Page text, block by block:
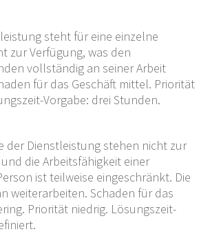
steht für eine einzelne
zur Verfügung, was den
vollständig an seiner Arbeit
für das Geschäft mittel. Priorität
Vorgabe: drei Stunden.
der Dienstleistung stehen nicht zur
die Arbeitsfähigkeit einer
ist teilweise eingeschränkt. Die
weiterarbeiten. Schaden für das
Priorität niedrig. Lösungszeit-